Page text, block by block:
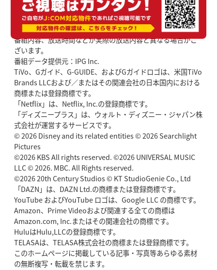
番組内容、放送時間などが実際の放送内容と異なる場合がご
ざいます。
番組データ提供元：IPG Inc.
TiVo、Gガイド、G-GUIDE、およびGガイドロゴは、米国TiVo
Brands LLCおよび／またはその関連会社の日本国内における
商標または登録商標です。
「Netflix」は、Netflix, Inc.の登録商標です。
「ディズニープラス」は、ウォルト・ディズニー・ジャパン株
式会社が運営するサービスです。
© 2026 Disney and its related entities © 2026 Searchlight
Pictures
©2026 KBS All rights reserved. ©2026 UNIVERSAL MUSIC
LLC © 2026. MBC. All Rights reserved.
©2026 20th Century Studios © KT StudioGenie Co., Ltd
「DAZN」は、DAZN Ltd.の商標または登録商標です。
YouTube およびYouTube ロゴは、Google LLC の商標です。
Amazon、Prime Videoおよび関連する全ての商標は
Amazon.com, Inc.またはその関連会社の商標です。
HuluはHulu,LLCの登録商標です。
TELASAは、TELASA株式会社の商標または登録商標です。
このホームページに掲載している記事・写真等あらゆる素材
の無断複写・転載を禁じます。